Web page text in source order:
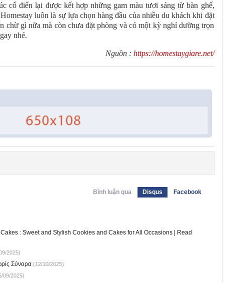
cổ điển lại được kết hợp những gam màu tươi sáng từ bàn ghế,
luôn là sự lựa chọn hàng đầu của nhiều du khách khi đặt
chừ gì nữa mà còn chưa đặt phòng và có một kỳ nghỉ dưỡng trọn
nhé.
Nguồn : https://homestaygiare.net/
Bình luận qua Disqus Facebook
: Sweet and Stylish Cookies and Cakes for All Occasions | Read
2025)
Σύνορα(12/10/2025)
09/2025)